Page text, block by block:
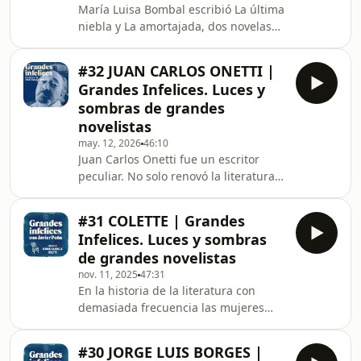
Grandes Infelices nos daremos un
paseo por la vida de Hemingway a
través de sus diálogos, y
María Luisa Bombal escribió La última
niebla y La amortajada, dos novelas
XX.Tenía 30 años y un futuro
prometedor, pero un suceso truncó su
carrera: disparó cuatro veces sobre su
amante en las calles de Santiago de
Chile. En estenuevo episodio de
Grandes Infelices analizaremos los
motivos que la llevaron a cometer ese
crimen
#32 JUAN CARLOS ONETTI |
Grandes Infelices. Luces y
sombras de grandes
novelistas
may. 12, 202646:10
Juan Carlos Onetti fue un escritor
peculiar. No solo renovó la literatura
exterior le resultaba tan inhóspito
que prefería leer y escribir en su
cuarto en posición horizontal. En este
primer episodio de la séptima
temporada de Grandes Infelices
analizaremos las razones que llevaron
al uruguayo a convertirse en el gran
autor tumba
#31 COLETTE | Grandes
Infelices. Luces y sombras
de grandes novelistas
nov. 11, 2025 47:31
En la historia de la literatura con
demasiada frecuencia las mujeres
#30 JORGE LUIS BORGES |